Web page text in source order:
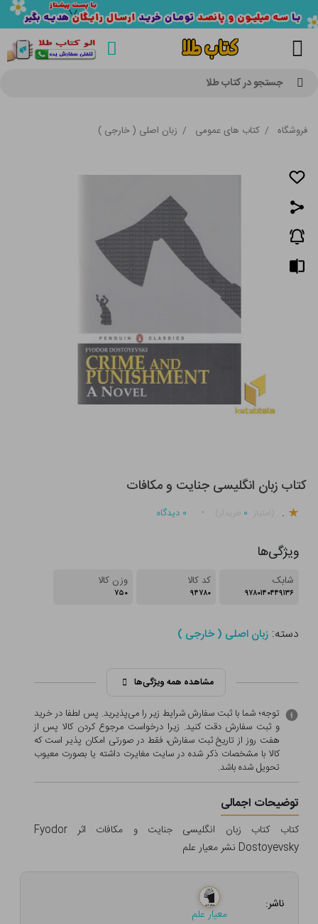
جستجو در کتاب طلا
فروشگاه / کتاب های عمومی / زبان اصلی ( خارجی )
کتاب زبان انگلیسی جنایت و مکافات
. ۰ ۰ دیدگاه
ویژگی‌ها
شابک
۹۷۸۰۱۴۰۴۴۹۱۳۶
کد کالا
۹۴۷۸۰
وزن کالا
۷۵۰
دسته:زبان اصلی ( خارجی )
مشاهده همه ویژگی‌ها
توجه؛ شما با ثبت سفارش شرایط زیر را می‌پذیرید. پس لطفا در خرید
و ثبت سفارش دقت کنید. زیرا درخواست مرجوع کردن کالا پس از
هفت روز از تاریخ ثبت سفارش، فقط در صورتی امکان پذیر است که
کالا با مشخصات ذکر شده در سایت مغایرت داشته یا بصورت معيوب
تحویل شده باشد.
توضیحات اجمالی
کتاب کتاب زبان انگلیسی جنایت و مکافات اثر Fyodor
Dostoyevsky نشر معیار علم
ناشر:
معیار علم